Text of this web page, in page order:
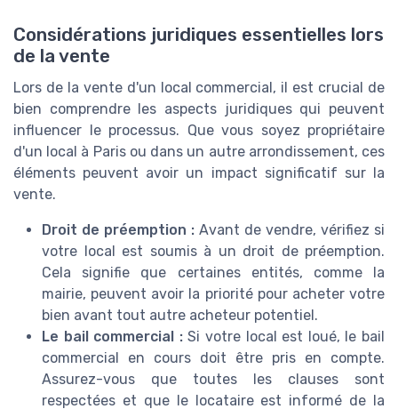
Considérations juridiques essentielles lors
de la vente
Lors de la vente d'un local commercial, il est crucial de
bien comprendre les aspects juridiques qui peuvent
influencer le processus. Que vous soyez propriétaire
d'un local à Paris ou dans un autre arrondissement, ces
éléments peuvent avoir un impact significatif sur la
vente.
Droit de préemption : Avant de vendre, vérifiez si
votre local est soumis à un droit de préemption.
Cela signifie que certaines entités, comme la
mairie, peuvent avoir la priorité pour acheter votre
bien avant tout autre acheteur potentiel.
Le bail commercial :Si votre local est loué, le bail
commercial en cours doit être pris en compte.
Assurez-vous que toutes les clauses sont
respectées et que le locataire est informé de la